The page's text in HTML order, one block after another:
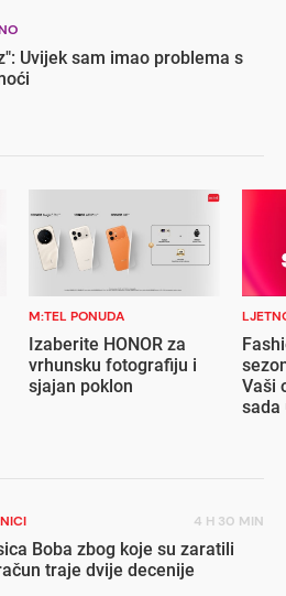
Uvijek sam imao problema s
M:TEL PONUDA
Izaberite HONOR za
vrhunsku fotografiju i
sjajan poklon
Vaši
sada
4 H 30 MIN
Boba zbog koje su zaratili
traje dvije decenije